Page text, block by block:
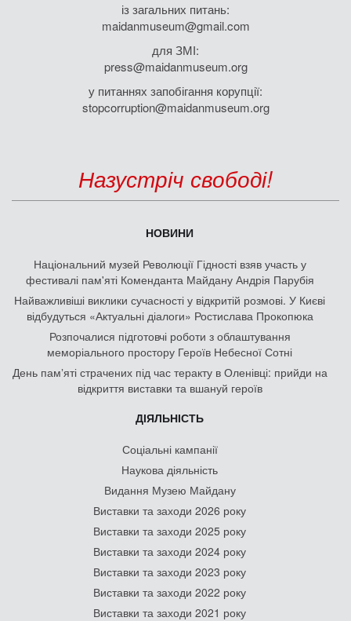
із загальних питань:
maidanmuseum@gmail.com
для ЗМІ:
press@maidanmuseum.org
у питаннях запобігання корупції:
stopcorruption@maidanmuseum.org
Назустріч свободі!
НОВИНИ
Національний музей Революції Гідності взяв участь у
фестивалі пам'яті Коменданта Майдану Андрія Парубія
Найважливіші виклики сучасності у відкритій розмові. У Києві
відбудуться «Актуальні діалоги» Ростислава Прокопюка
Розпочалися підготовчі роботи з облаштування
меморіального простору Героїв Небесної Сотні
День памʼяті страчених під час теракту в Оленівці: прийди на
відкриття виставки та вшануй героїв
ДІЯЛЬНІСТЬ
Соціальні кампанії
Наукова діяльність
Видання Музею Майдану
Виставки та заходи 2026 року
Виставки та заходи 2025 року
Виставки та заходи 2024 року
Виставки та заходи 2023 року
Виставки та заходи 2022 року
Виставки та заходи 2021 року